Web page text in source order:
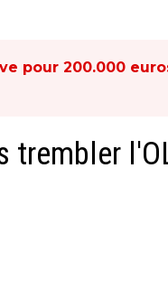
pour 200.000
trembler